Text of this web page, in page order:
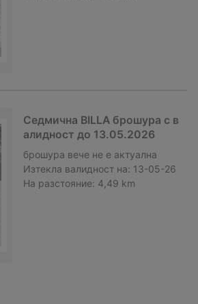
Седмична BILLA брошура с в
алидност до 13.05.2026
брошура вече не е актуална
Изтекла валидност на: 13-05-26
На разстояние: 4,49 km